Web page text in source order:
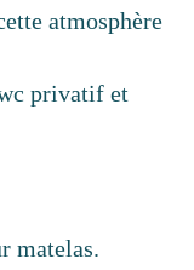
atmosphère
privatif et
matelas.